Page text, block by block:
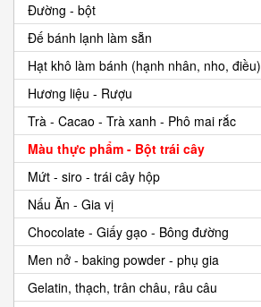
Đường - bột
Đế bánh lạnh làm sẵn
Hạt khô làm bánh (hạnh nhân, nho, điều)
Hương liệu - Rượu
Trà - Cacao - Trà xanh - Phô mai rắc
Màu thực phẩm - Bột trái cây
Mứt - siro - trái cây hộp
Nấu Ăn - Gia vị
Chocolate - Giấy gạo - Bông đường
Men nở - baking powder - phụ gia
Gelatin, thạch, trân châu, râu câu